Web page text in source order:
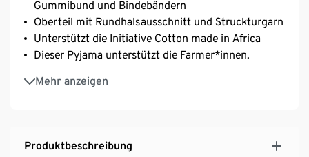
Gummibund und Bindebändern
Oberteil mit Rundhalsausschnitt und Struckturgarn
Unterstützt die Initiative Cotton made in Africa
Dieser Pyjama unterstützt die Farmer*innen.
Mehr anzeigen
Online bis Gr. 4XL
Produktbeschreibung